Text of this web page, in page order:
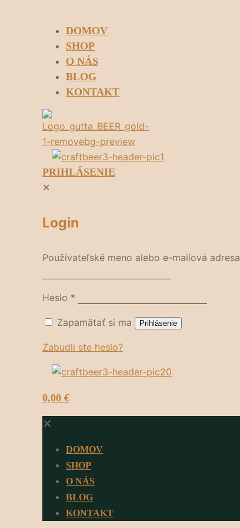
DOMOV
SHOP
O NÁS
BLOG
KONTAKT
PRIHLÁSENIE
✕
Login
Používateľské meno alebo e-mailová adresa
Heslo *
Zapamätať si ma Prihlásenie
Zabudli ste heslo?
0
0,00 €
✕
DOMOV
SHOP
O NÁS
BLOG
KONTAKT